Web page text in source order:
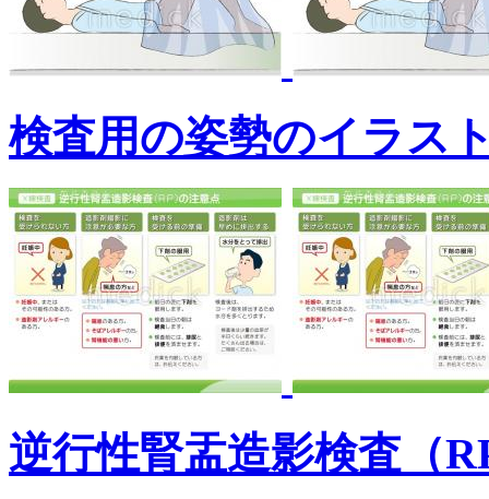
検査用の姿勢のイラス
逆行性腎盂造影検査（